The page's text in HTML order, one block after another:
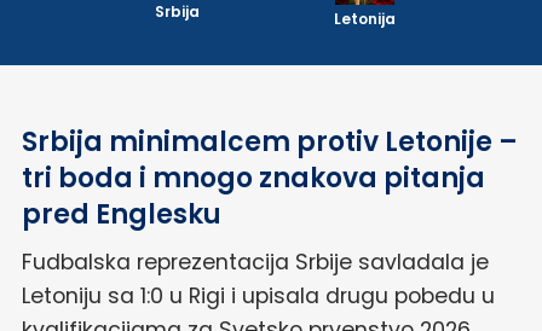
Srbija Letonija
Srbija minimalcem protiv Letonije –
tri boda i mnogo znakova pitanja
pred Englesku
Fudbalska reprezentacija Srbije savladala je
Letoniju sa 1:0 u Rigi i upisala drugu pobedu u